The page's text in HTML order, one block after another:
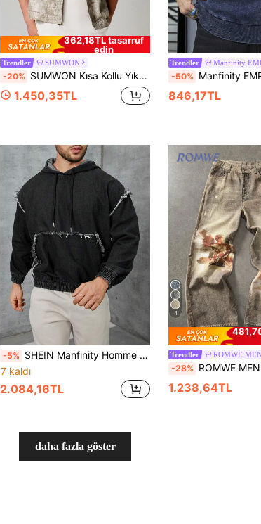
362,18TL tasarruf
edin
Trendler SUMWON
-20% SUMWON Kısa Kollu Yıkanmış Kot Gömlek Ceket, Geniş Yakalı, Bol Kesim, Kamyoncu Tarzı Yazlık Günlük Üst
1.450,35TL
Trendler Manfinity
-50% Manfinity EMRG
846,17TL
-5% SHEIN Manfinity Homme Erkek Kot Ceketleri
7 kaldı
2.084,16TL
4
Trendler ROMWE
-28% ROMWE MEN Street Life Erkek Melek Desenli Cepli
1.238,64TL
daha fazla göster